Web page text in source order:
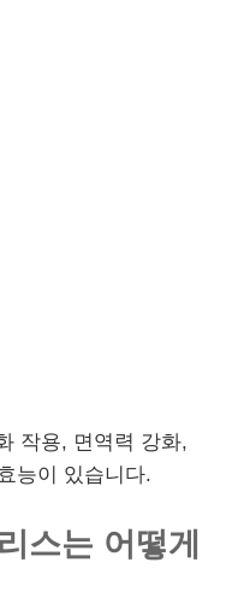
작용, 면역력 강화,
능이 있습니다.
스는 어떻게